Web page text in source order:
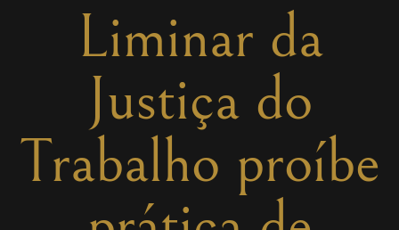
Liminar da
Justiça do
Trabalho proíbe